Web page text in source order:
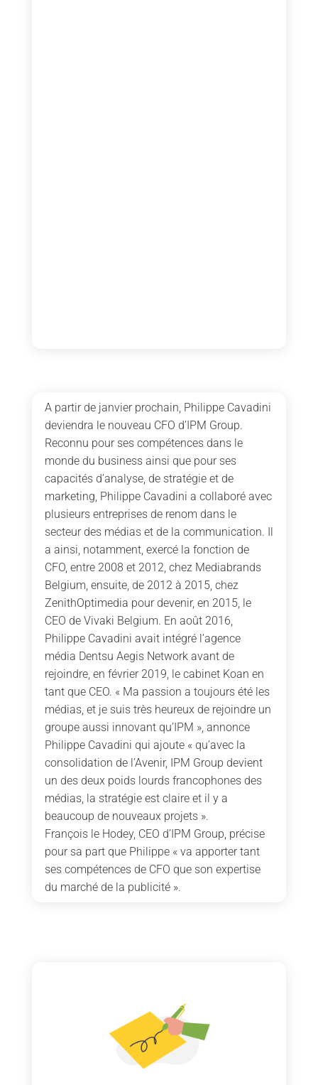
A partir de janvier prochain, Philippe Cavadini
deviendra le nouveau CFO d’IPM Group.
Reconnu pour ses compétences dans le
monde du business ainsi que pour ses
capacités d’analyse, de stratégie et de
marketing, Philippe Cavadini a collaboré avec
plusieurs entreprises de renom dans le
secteur des médias et de la communication. Il
a ainsi, notamment, exercé la fonction de
CFO, entre 2008 et 2012, chez Mediabrands
Belgium, ensuite, de 2012 à 2015, chez
ZenithOptimedia pour devenir, en 2015, le
CEO de Vivaki Belgium. En août 2016,
Philippe Cavadini avait intégré l’agence
média Dentsu Aegis Network avant de
rejoindre, en février 2019, le cabinet Koan en
tant que CEO. « Ma passion a toujours été les
médias, et je suis très heureux de rejoindre un
groupe aussi innovant qu’IPM », annonce
Philippe Cavadini qui ajoute « qu’avec la
consolidation de l’Avenir, IPM Group devient
un des deux poids lourds francophones des
médias, la stratégie est claire et il y a
beaucoup de nouveaux projets ».
François le Hodey, CEO d’IPM Group, précise
pour sa part que Philippe « va apporter tant
ses compétences de CFO que son expertise
du marché de la publicité ».